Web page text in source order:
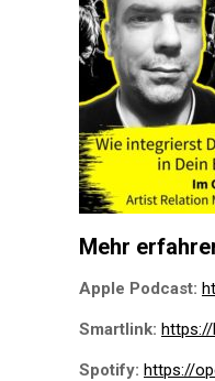
Mehr
Apple Podcast:
Smartlink: https://
Spotify: https://